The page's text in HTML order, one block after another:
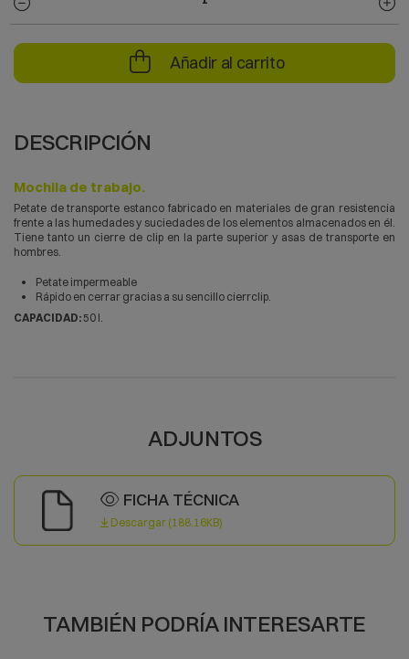
Añadir al carrito
DESCRIPCIÓN
Mochila de trabajo.
Petate de transporte estanco fabricado en materiales de gran resistencia
frente a las humedades y suciedades de los elementos almacenados en él.
Tiene tanto un cierre de clip en la parte superior y asas de transporte en
hombres.
Petate impermeable
Rápido en cerrar gracias a su sencillo cierrclip.
CAPACIDAD:50 l.
ADJUNTOS
FICHA TÉCNICA
Descargar (188.16KB)
TAMBIÉN PODRÍA INTERESARTE